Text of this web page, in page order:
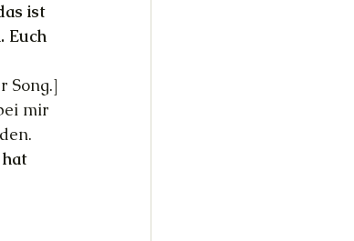
ist
Euch
Song.]
mir